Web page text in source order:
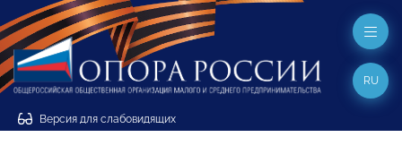
Версия для слабовидящих
RU